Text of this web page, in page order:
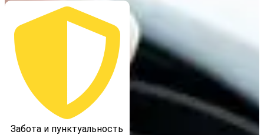
Забота и пунктуальность